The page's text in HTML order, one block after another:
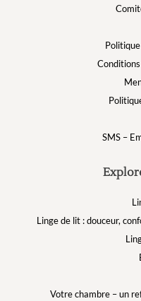
SMS –
Linge de lit : douceur,
Votre chambre – un